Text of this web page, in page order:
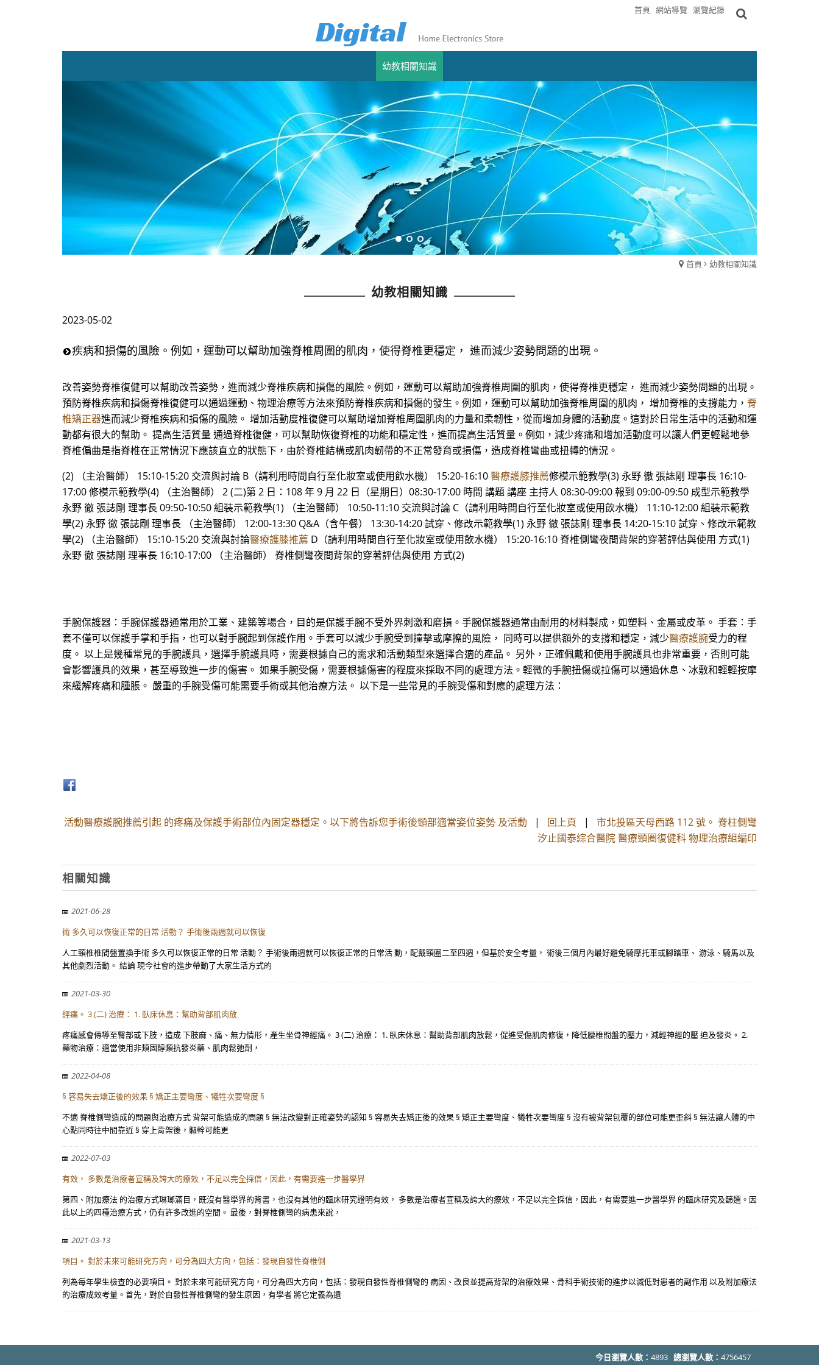
首頁 網站導覽 瀏覽紀錄
幼教相關知識
首頁 幼教相關知識
幼教相關知識
2023-05-02
疾病和損傷的風險。例如，運動可以幫助加強脊椎周圍的肌肉，使得脊椎更穩定， 進而減少姿勢問題的出現。
改善姿勢脊椎復健可以幫助改善姿勢，進而減少脊椎疾病和損傷的風險。例如，運動可以幫助加強脊椎周圍的肌肉，使得脊椎更穩定， 進而減少姿勢問題的出現。
預防脊椎疾病和損傷脊椎復健可以通過運動、物理治療等方法來預防脊椎疾病和損傷的發生。例如，運動可以幫助加強脊椎周圍的肌肉， 增加脊椎的支撐能力， 脊
椎矯正器進而減少脊椎疾病和損傷的風險。 增加活動度椎復健可以幫助增加脊椎周圍肌肉的力量和柔韌性，從而增加身體的活動度。這對於日常生活中的活動和運
動都有很大的幫助。 提高生活質量 通過脊椎復健，可以幫助恢復脊椎的功能和穩定性，進而提高生活質量。例如，減少疼痛和增加活動度可以讓人們更輕鬆地參
脊椎偏曲是指脊椎在正常情況下應該直立的狀態下，由於脊椎結構或肌肉韌帶的不正常發育或損傷，造成脊椎彎曲或扭轉的情況。
(2) （主治醫師） 15:10-15:20 交流與討論 B（請利用時間自行至化妝室或使用飲水機） 15:20-16:10醫療護膝推薦修模示範教學(3) 永野 徹 張誌剛 理事長 16:10-
17:00 修模示範教學(4) （主治醫師） 2 (二)第 2 日：108 年 9 月 22 日（星期日）08:30-17:00 時間 講題 講座 主持人 08:30-09:00 報到 09:00-09:50 成型示範教學
永野 徹 張誌剛 理事長 09:50-10:50 組裝示範教學(1) （主治醫師） 10:50-11:10 交流與討論 C（請利用時間自行至化妝室或使用飲水機） 11:10-12:00 組裝示範教
學(2) 永野 徹 張誌剛 理事長 （主治醫師） 12:00-13:30 Q&A（含午餐） 13:30-14:20 試穿、修改示範教學(1) 永野 徹 張誌剛 理事長 14:20-15:10 試穿、修改示範教
學(2) （主治醫師） 15:10-15:20 交流與討論醫療護膝推薦 D（請利用時間自行至化妝室或使用飲水機） 15:20-16:10 脊椎側彎夜間背架的穿著評估與使用 方式(1)
永野 徹 張誌剛 理事長 16:10-17:00 （主治醫師） 脊椎側彎夜間背架的穿著評估與使用 方式(2)
手腕保護器：手腕保護器通常用於工業、建築等場合，目的是保護手腕不受外界刺激和磨損。手腕保護器通常由耐用的材料製成，如塑料、金屬或皮革。 手套：手
套不僅可以保護手掌和手指，也可以對手腕起到保護作用。手套可以減少手腕受到撞擊或摩擦的風險， 同時可以提供額外的支撐和穩定，減少醫療護腕受力的程
度。 以上是幾種常見的手腕護具，選擇手腕護具時，需要根據自己的需求和活動類型來選擇合適的產品。 另外，正確佩戴和使用手腕護具也非常重要，否則可能
會影響護具的效果，甚至導致進一步的傷害。 如果手腕受傷，需要根據傷害的程度來採取不同的處理方法。輕微的手腕扭傷或拉傷可以通過休息、冰敷和輕輕按摩
來緩解疼痛和腫脹。 嚴重的手腕受傷可能需要手術或其他治療方法。 以下是一些常見的手腕受傷和對應的處理方法：
活動醫療護腕推薦引起 的疼痛及保護手術部位內固定器穩定。以下將告訴您手術後頸部適當姿位姿勢 及活動 | 回上頁 | 市北投區天母西路 112 號。 脊柱側彎
汐止國泰綜合醫院 醫療頸圈復健科 物理治療組編印
相關知識
2021-06-28
術 多久可以恢復正常的日常 活動？ 手術後兩週就可以恢復
人工頸椎椎間盤置換手術 多久可以恢復正常的日常 活動？ 手術後兩週就可以恢復正常的日常活 動，配戴頸圈二至四週，但基於安全考量， 術後三個月內最好避免騎摩托車或腳踏車、 游泳、騎馬以及
其他劇烈活動。 結論 現今社會的進步帶動了大家生活方式的
2021-03-30
經痛。 3 (二) 治療： 1. 臥床休息：幫助背部肌肉放
疼痛感會傳導至臀部或下肢，造成 下肢麻、痛、無力情形，產生坐骨神經痛。 3 (二) 治療： 1. 臥床休息：幫助背部肌肉放鬆，促進受傷肌肉修復，降低腰椎間盤的壓力，減輕神經的壓 迫及發炎。 2.
藥物治療：適當使用非類固醇類抗發炎藥、肌肉鬆弛劑，
2022-04-08
§ 容易失去矯正後的效果 § 矯正主要彎度、犧牲次要彎度 §
不適 脊椎側彎造成的問題與治療方式 背架可能造成的問題 § 無法改變對正確姿勢的認知 § 容易失去矯正後的效果 § 矯正主要彎度、犧牲次要彎度 § 沒有被背架包覆的部位可能更歪斜 § 無法讓人體的中
心點同時往中間靠近 § 穿上背架後，軀幹可能更
2022-07-03
有效， 多數是治療者宣稱及誇大的療效，不足以完全採信，因此，有需要進一步醫學界
第四、附加療法 的治療方式琳瑯滿目，既沒有醫學界的背書，也沒有其他的臨床研究證明有效， 多數是治療者宣稱及誇大的療效，不足以完全採信，因此，有需要進一步醫學界 的臨床研究及篩選。因
此以上的四種治療方式，仍有許多改進的空間。 最後，對脊椎側彎的病患來說，
2021-03-13
項目。 對於未來可能研究方向，可分為四大方向，包括：發現自發性脊椎側
列為每年學生檢查的必要項目。 對於未來可能研究方向，可分為四大方向，包括：發現自發性脊椎側彎的 病因、改良並提高背架的治療效果、骨科手術技術的進步以減低對患者的副作用 以及附加療法
的治療成效考量。首先，對於自發性脊椎側彎的發生原因，有學者 將它定義為遺
今日瀏覽人數： 4893 總瀏覽人數： 4756457